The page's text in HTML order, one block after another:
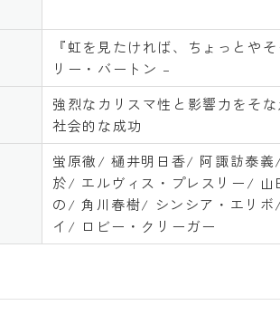
『虹を見たければ、ちょっとや
リー・バートン –
強烈なカリスマ性と影響力をそ
社会的な成功
蛍原徹/ 樋井明日香/ 阿諏訪泰
於/ エルヴィス・プレスリー/
の/ 角川春樹/ シンシア・エリ
イ/ ロビー・クリーガー